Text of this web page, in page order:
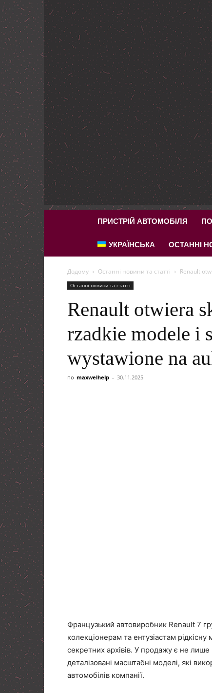
ПРИСТРІЙ АВТОМОБІЛЯ
УКРАЇНСЬКА ОСТАННІ
Додому Останні новини та статті Renault
Останні новини та статті
Renault otwiera
rzadkie modele i
wystawione na
по maxwelhelp - 30.11.2025
Французький автовиробник Renault 7
колекціонерам та ентузіастам
секретних архівів. У продажу є не
деталізовані масштабні моделі, які
автомобілів компанії.